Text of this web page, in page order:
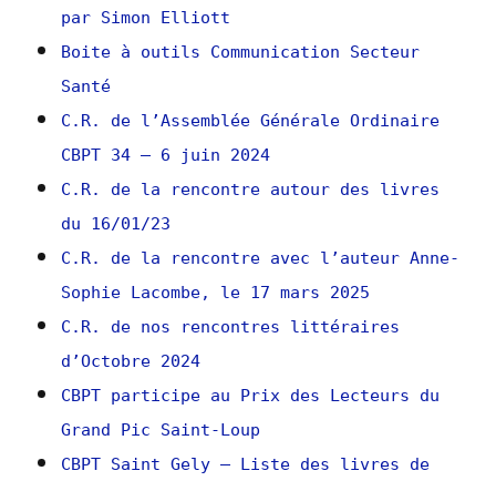
par Simon Elliott
Boite à outils Communication Secteur
Santé
C.R. de l’Assemblée Générale Ordinaire
CBPT 34 – 6 juin 2024
C.R. de la rencontre autour des livres
du 16/01/23
C.R. de la rencontre avec l’auteur Anne-
Sophie Lacombe, le 17 mars 2025
C.R. de nos rencontres littéraires
d’Octobre 2024
CBPT participe au Prix des Lecteurs du
Grand Pic Saint-Loup
CBPT Saint Gely – Liste des livres de